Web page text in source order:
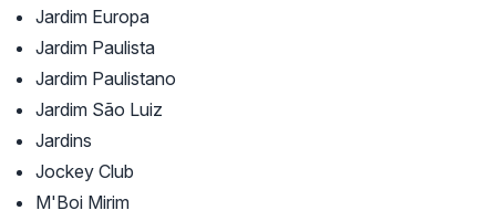
Jardim Europa
Jardim Paulista
Jardim Paulistano
Jardim São Luiz
Jardins
Jockey Club
M'Boi Mirim